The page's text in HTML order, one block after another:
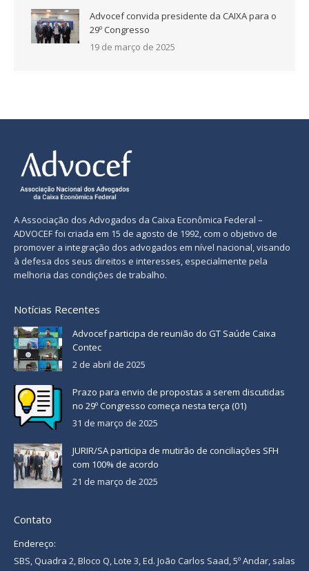
Advocef convida presidente da CAIXA para o
29º Congresso
19 de março de 2025
A Associação dos Advogados da Caixa Econômica Federal –
ADVOCEF foi criada em 15 de agosto de 1992, com o objetivo de
promover a integração dos advogados em nível nacional, visando
à defesa dos seus direitos e interesses, especialmente pela
melhoria das condições de trabalho.
Notícias Recentes
Advocef participa de reunião do GT Saúde Caixa
Contec
2 de abril de 2025
Prazo para envio de propostas a serem discutidas
no 29º Congresso começa nesta terça (01)
31 de março de 2025
JURIR/SA participa de mutirão de conciliações SFH
com 100% de acordo
21 de março de 2025
Contato
Endereço:
SBS, Quadra 2, Bloco Q, Lote 3, Ed. João Carlos Saad, 5º Andar, salas